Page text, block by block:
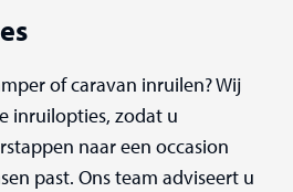
of caravan inruilen? Wij
inruilopties, zodat u
naar een occasion
past. Ons team adviseert u